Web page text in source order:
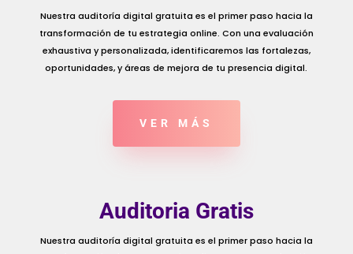
Nuestra auditoría digital gratuita es el primer paso hacia la
transformación de tu estrategia online. Con una evaluación
exhaustiva y personalizada, identificaremos las fortalezas,
oportunidades, y áreas de mejora de tu presencia digital.
VER MÁS
Auditoria Gratis
Nuestra auditoría digital gratuita es el primer paso hacia la